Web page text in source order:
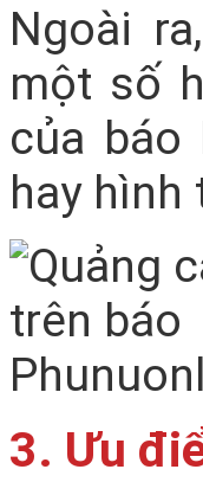
Ngoài
một số
của báo
hay
3. Ưu